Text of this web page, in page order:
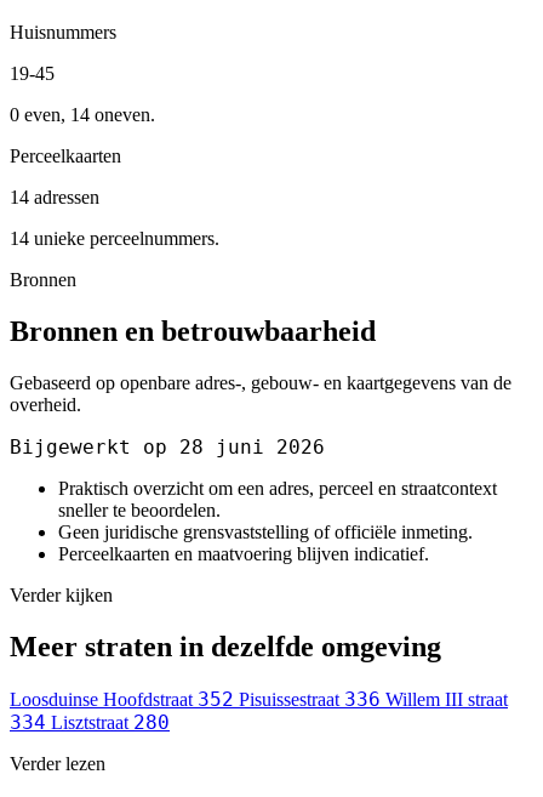
Huisnummers
19-45
0 even, 14 oneven.
Perceelkaarten
14 adressen
14 unieke perceelnummers.
Bronnen
Bronnen en betrouwbaarheid
Gebaseerd op openbare adres-, gebouw- en kaartgegevens van de
overheid.
Bijgewerkt op 28 juni 2026
Praktisch overzicht om een adres, perceel en straatcontext
sneller te beoordelen.
Geen juridische grensvaststelling of officiële inmeting.
Perceelkaarten en maatvoering blijven indicatief.
Verder kijken
Meer straten in dezelfde omgeving
Loosduinse Hoofdstraat 352 Pisuissestraat 336 Willem III straat
334 Lisztstraat 280
Verder lezen